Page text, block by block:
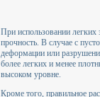
При использовании
прочность. В случае с
деформации или
более легких и менее
высоком уровне.
Кроме того, правильное